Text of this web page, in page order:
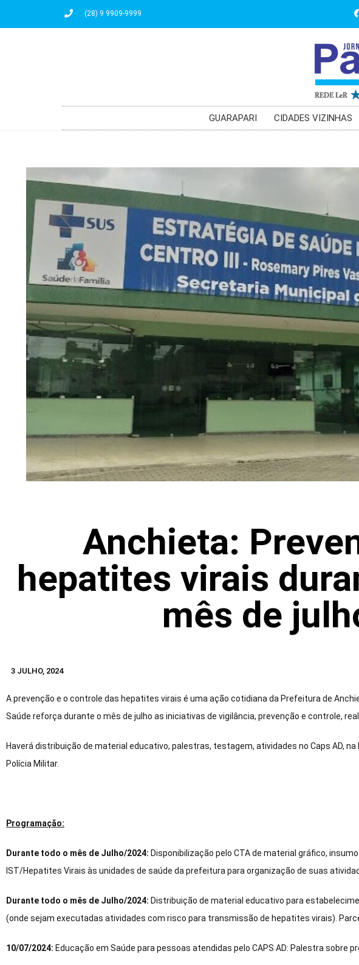
(28) 9 9909-9999
GUARAPARI CIDADES VIZINHAS
Anchieta:
hepatites virais
mês de
3 JULHO, 2024
A prevenção e o controle das hepatites virais é uma ação cotidiana da Prefeitura de
Saúde reforça durante o mês de julho as iniciativas de vigilância, prevenção e controle,
Haverá distribuição de material educativo, palestras, testagem, atividades no Caps AD, na
Polícia Militar.
Programação:
Durante todo o mês de Julho/2024: Disponibilização pelo CTA de material gráfico,
IST/Hepatites Virais às unidades de saúde da prefeitura para organização de suas
Durante todo o mês de Julho/2024: Distribuição de material educativo para
(onde sejam executadas atividades com risco para transmissão de hepatites virais).
10/07/2024: Educação em Saúde para pessoas atendidas pelo CAPS AD: Palestra sobre